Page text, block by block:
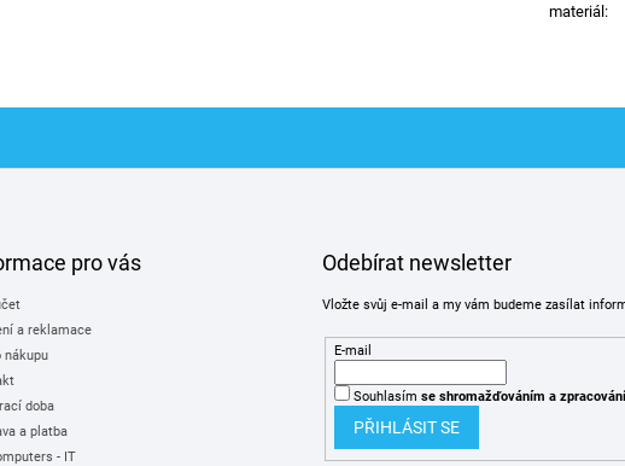
materiál:
pro vás
a reklamace
nákupu
doba
a platba
- IT
Odebírat newsletter
Vložte svůj e-mail a my vám budeme zasílat
E-mail
Souhlasím se shromažďováním a
PŘIHLÁSIT SE